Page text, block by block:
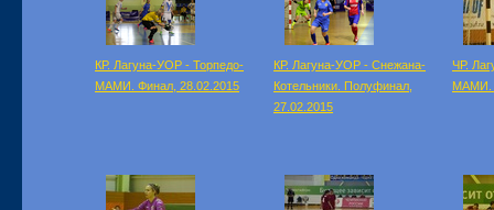
КР. Лагуна-УОР - Торпедо-
МАМИ. Финал, 28.02.2015
КР. Лагуна-УОР - Снежана-
Котельники. Полуфинал,
27.02.2015
ЧР.
МАМИ.